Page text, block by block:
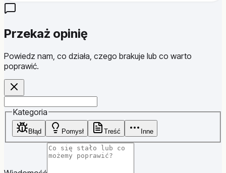
Przekaż opinię
Powiedz nam, co działa, czego brakuje lub co warto
poprawić.
Kategoria
Błąd Pomysł Treść Inne